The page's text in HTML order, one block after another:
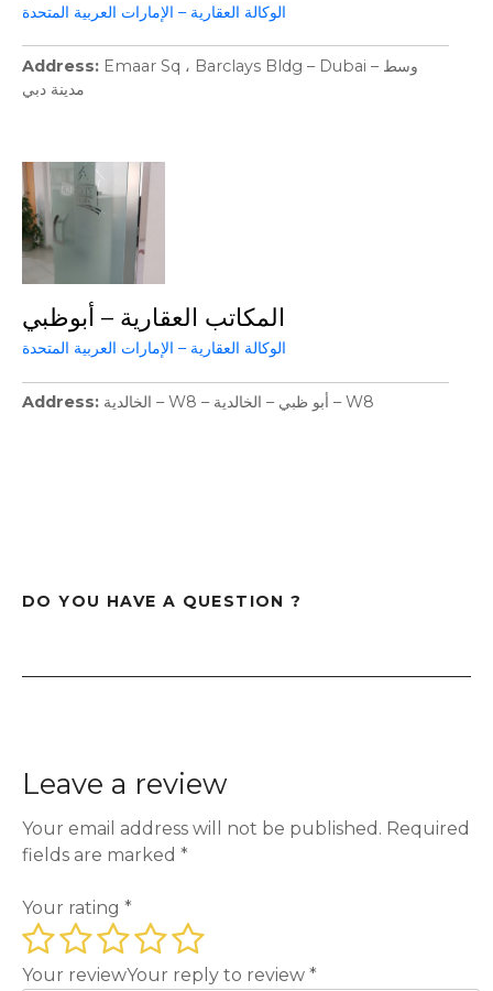
الوكالة العقارية – الإمارات العربية المتحدة
Address
Emaar Sq ، Barclays Bldg – Dubai – وسط
مدينة دبي
المكاتب العقارية – أبوظبي
الوكالة العقارية – الإمارات العربية المتحدة
Address الخالدية – W8 – أبو ظبي – الخالدية – W8
DO YOU HAVE A QUESTION ?
Leave a review
Your email address will not be published. Required
fields are marked *
Your rating *
Your reviewYour reply to review *